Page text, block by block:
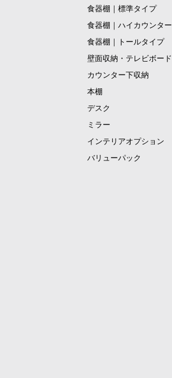
食器棚｜標準タイプ
食器棚｜ハイカウンター
食器棚｜トールタイプ
壁面収納・テレビボード
カウンター下収納
本棚
デスク
ミラー
インテリアオプション
バリューパック